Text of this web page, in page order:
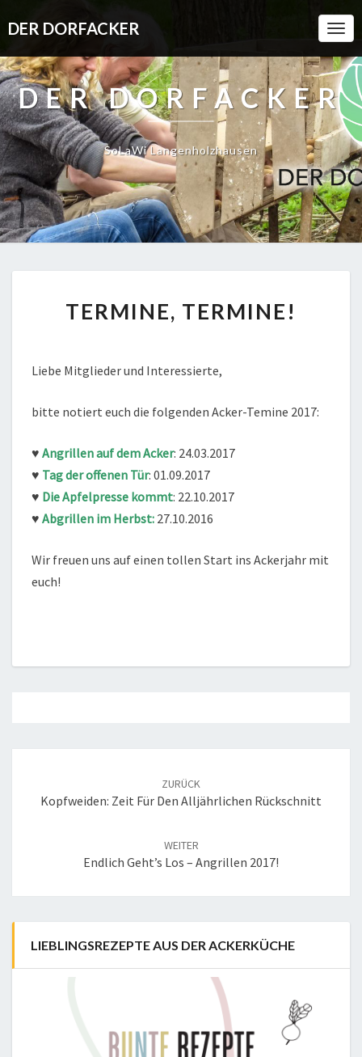
DER DORFACKER
DER DORFACKER
SoLaWi Langenholzhausen
TERMINE!
TERMINE, TERMINE!
Liebe Mitglieder und Interessierte,
bitte notiert euch die folgenden Acker-Temine 2017:
♥ Angrillen auf dem Acker: 24.03.2017
♥ Tag der offenen Tür: 01.09.2017
♥ Die Apfelpresse kommt: 22.10.2017
♥ Abgrillen im Herbst: 27.10.2016
Wir freuen uns auf einen tollen Start ins Ackerjahr mit
euch!
ZURÜCK
Kopfweiden: Zeit Für Den Alljährlichen Rückschnitt
WEITER
Endlich Geht’s Los – Angrillen 2017!
LIEBLINGSREZEPTE AUS DER ACKERKÜCHE